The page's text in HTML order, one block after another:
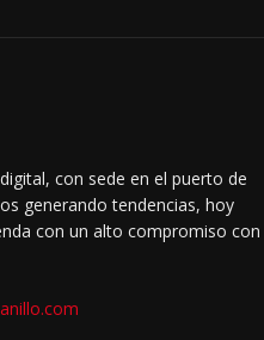
con sede en el puerto de
generando tendencias, hoy
con un alto compromiso con